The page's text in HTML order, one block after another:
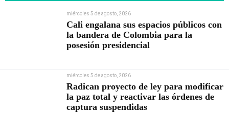
miércoles 5 de agosto, 2026
Cali engalana sus espacios públicos con
la bandera de Colombia para la
posesión presidencial
miércoles 5 de agosto, 2026
Radican proyecto de ley para modificar
la paz total y reactivar las órdenes de
captura suspendidas